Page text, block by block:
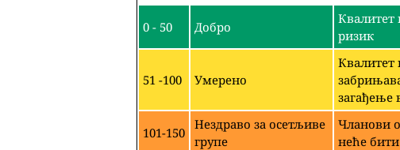
0 - 50 Добро
Квалитет
ризик
51 -100 Умерено
Квалитет
загађење
101-150
Нездраво за осетљиве
групе
Чланови
неће